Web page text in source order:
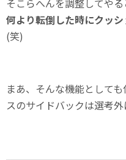
何より転倒した時にクッ
(笑)
まあ、そんな機能として
スのサイドバックは選考外